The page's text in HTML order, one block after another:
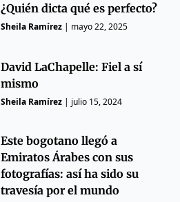
¿Quién dicta qué es perfecto?
Sheila Ramírez | mayo 22, 2025
David LaChapelle: Fiel a sí
mismo
Sheila Ramírez | julio 15, 2024
Este bogotano llegó a
Emiratos Árabes con sus
fotografías: así ha sido su
travesía por el mundo